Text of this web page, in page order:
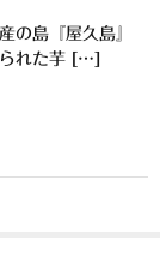
の島『屋久島』
れた芋 […]